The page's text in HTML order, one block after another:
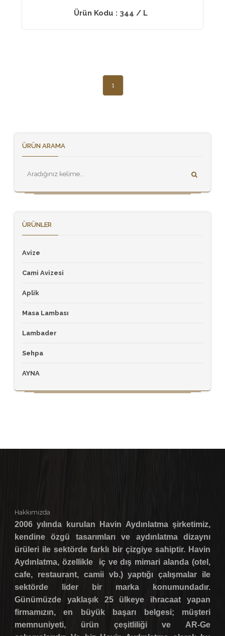
Ürün Kodu : 344 / L
1
ÜRÜN ARAMA
ÜRÜNLER
Avize
Cami Avizesi
Aplik
Masa Lambası
Lambader
Sehpa
AYNA
Hakkımızda
2006 yılında kurulan Havin Aydınlatma şirketimiz,
kendine özgü tasarımları ve aydınlatma dizaynı
ürüleri ile sektörde farklı bir çizgiye sahiptir. Havin
Aydınlatma, özellikle iç ve dış mimari alanda (otel,
cafe, restaurant, camii vb.) yaptığı çalışmalar ile
sektörde lider bir marka konumundadır.
Günümüzde yaklaşık 25 ülkeye ihracaat yapan
firmamızın, en büyük başarı belgesi; müşteri
memnuniyeti, ürün çeşitliliği ve AR-Ge